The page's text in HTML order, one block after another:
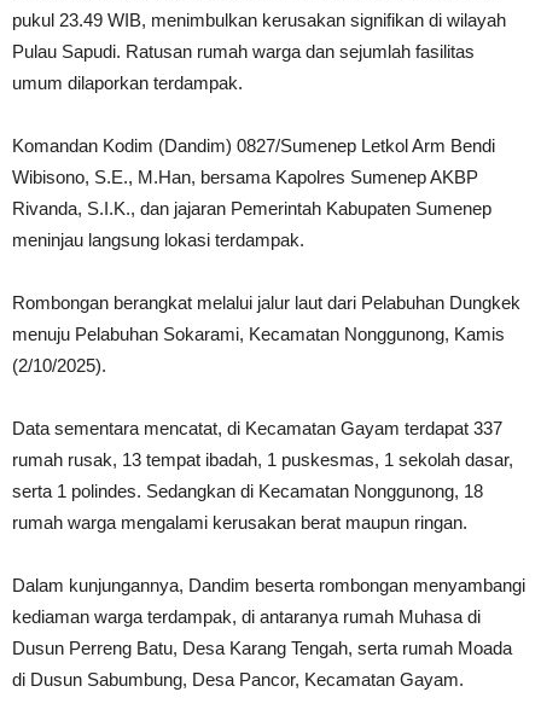
pukul 23.49 WIB, menimbulkan kerusakan signifikan di wilayah
Pulau Sapudi. Ratusan rumah warga dan sejumlah fasilitas
umum dilaporkan terdampak.
Komandan Kodim (Dandim) 0827/Sumenep Letkol Arm Bendi
Wibisono, S.E., M.Han, bersama Kapolres Sumenep AKBP
Rivanda, S.I.K., dan jajaran Pemerintah Kabupaten Sumenep
meninjau langsung lokasi terdampak.
Rombongan berangkat melalui jalur laut dari Pelabuhan Dungkek
menuju Pelabuhan Sokarami, Kecamatan Nonggunong, Kamis
(2/10/2025).
Data sementara mencatat, di Kecamatan Gayam terdapat 337
rumah rusak, 13 tempat ibadah, 1 puskesmas, 1 sekolah dasar,
serta 1 polindes. Sedangkan di Kecamatan Nonggunong, 18
rumah warga mengalami kerusakan berat maupun ringan.
Dalam kunjungannya, Dandim beserta rombongan menyambangi
kediaman warga terdampak, di antaranya rumah Muhasa di
Dusun Perreng Batu, Desa Karang Tengah, serta rumah Moada
di Dusun Sabumbung, Desa Pancor, Kecamatan Gayam.